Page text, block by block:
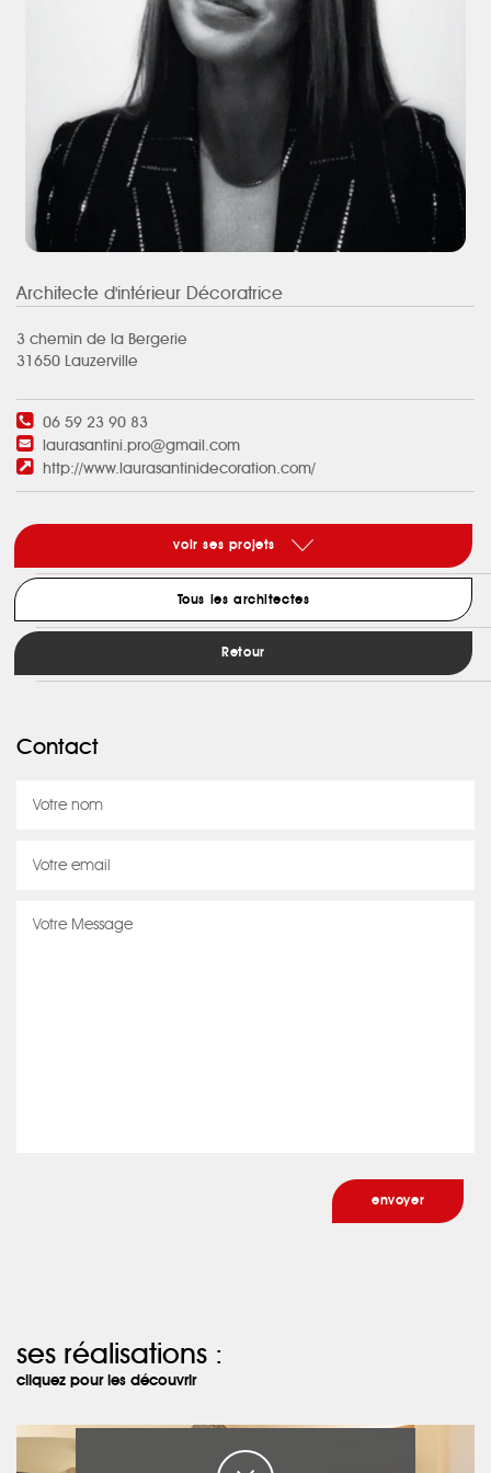
Architecte d'intérieur Décoratrice
3 chemin de la Bergerie
31650 Lauzerville
06 59 23 90 83
laurasantini.pro@gmail.com
http://www.laurasantinidecoration.com/
voir ses projets
Tous les architectes
Retour
Contact
ses réalisations :
cliquez pour les découvrir